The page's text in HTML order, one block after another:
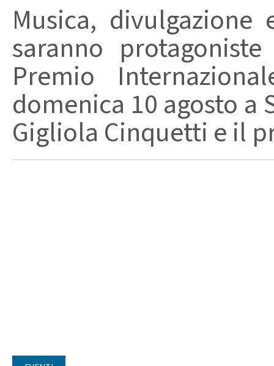
Musica,
saranno
Premio
domenica 10 agosto
Gigliola Cinquetti e il